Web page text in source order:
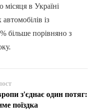
в Україні
із
більше порівняно з
з'єднає один потяг:
поїздка